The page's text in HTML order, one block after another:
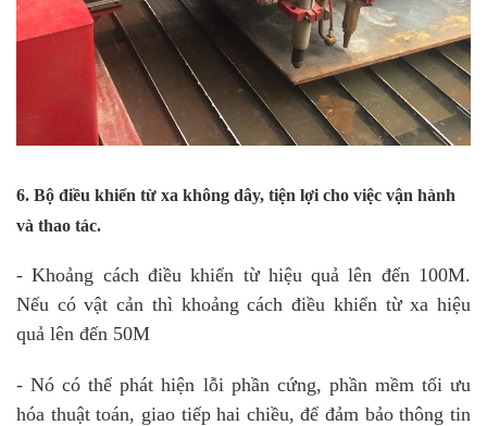
6. Bộ điều khiển từ xa không dây, tiện lợi cho việc vận hành
và thao tác.
- Khoảng cách điều khiển từ hiệu quả lên đến 100M.
Nếu có vật cản thì khoảng cách điều khiển từ xa hiệu
quả lên đến 50M
- Nó có thể phát hiện lỗi phần cứng, phần mềm tối ưu
hóa thuật toán, giao tiếp hai chiều, để đảm bảo thông tin